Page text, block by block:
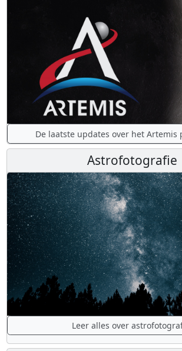
De laatste updates over het Artemis
Astrofotografie
Leer alles over